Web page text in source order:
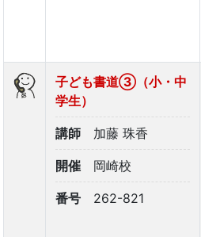
子ども書道③（小・中
学生）
講師 加藤 珠香
開催 岡崎校
番号 262-821